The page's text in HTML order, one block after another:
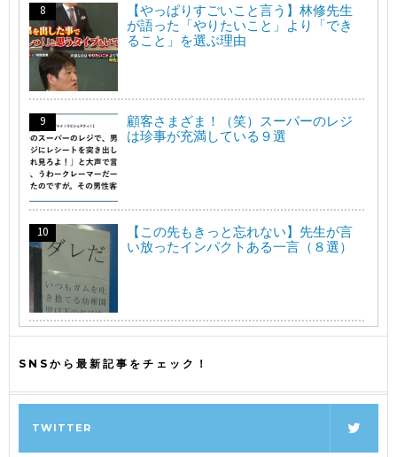
【やっぱりすごいこと言う】林修先生
が語った「やりたいこと」より「でき
ること」を選ぶ理由
顧客さまざま！（笑）スーパーのレジ
は珍事が充満している９選
【この先もきっと忘れない】先生が言
い放ったインパクトある一言（８選）
SNSから最新記事をチェック！
TWITTER